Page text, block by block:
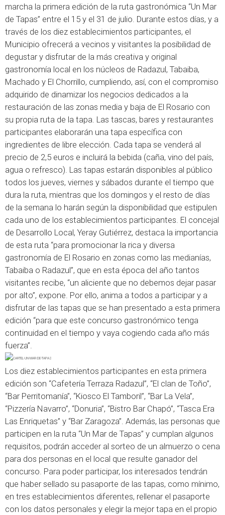
marcha la primera edición de la ruta gastronómica “Un Mar
de Tapas” entre el 15 y el 31 de julio. Durante estos días, y a
través de los diez establecimientos participantes, el
Municipio ofrecerá a vecinos y visitantes la posibilidad de
degustar y disfrutar de la más creativa y original
gastronomía local en los núcleos de Radazul, Tabaiba,
Machado y El Chorrillo, cumpliendo, así, con el compromiso
adquirido de dinamizar los negocios dedicados a la
restauración de las zonas media y baja de El Rosario con
su propia ruta de la tapa. Las tascas, bares y restaurantes
participantes elaborarán una tapa específica con
ingredientes de libre elección. Cada tapa se venderá al
precio de 2,5 euros e incluirá la bebida (caña, vino del país,
agua o refresco). Las tapas estarán disponibles al público
todos los jueves, viernes y sábados durante el tiempo que
dura la ruta, mientras que los domingos y el resto de días
de la semana lo harán según la disponibilidad que estipulen
cada uno de los establecimientos participantes. El concejal
de Desarrollo Local, Yeray Gutiérrez, destaca la importancia
de esta ruta “para promocionar la rica y diversa
gastronomía de El Rosario en zonas como las medianías,
Tabaiba o Radazul”, que en esta época del año tantos
visitantes recibe, “un aliciente que no debemos dejar pasar
por alto”, expone. Por ello, anima a todos a participar y a
disfrutar de las tapas que se han presentado a esta primera
edición “para que este concurso gastronómico tenga
continuidad en el tiempo y vaya cogiendo cada año más
fuerza”.
Los diez establecimientos participantes en esta primera
edición son “Cafetería Terraza Radazul”, “El clan de Toño”,
“Bar Perritomanía”, “Kiosco El Tamboril”, “Bar La Vela”,
“Pizzería Navarro”, “Donuria”, “Bistro Bar Chapó”, “Tasca Era
Las Enriquetas” y “Bar Zaragoza”. Además, las personas que
participen en la ruta “Un Mar de Tapas” y cumplan algunos
requisitos, podrán acceder al sorteo de un almuerzo o cena
para dos personas en el local que resulte ganador del
concurso. Para poder participar, los interesados tendrán
que haber sellado su pasaporte de las tapas, como mínimo,
en tres establecimientos diferentes, rellenar el pasaporte
con los datos personales y elegir la mejor tapa en el propio